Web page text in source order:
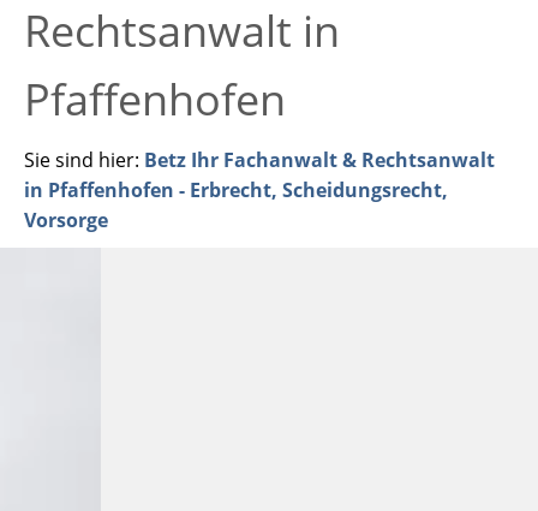
Rechtsanwalt in
Pfaffenhofen
Sie sind hier: Betz Ihr Fachanwalt & Rechtsanwalt
in Pfaffenhofen - Erbrecht, Scheidungsrecht,
Vorsorge